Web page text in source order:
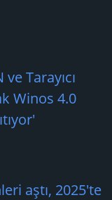
Tarayıcı
Winos 4.0
aştı, 2025'te